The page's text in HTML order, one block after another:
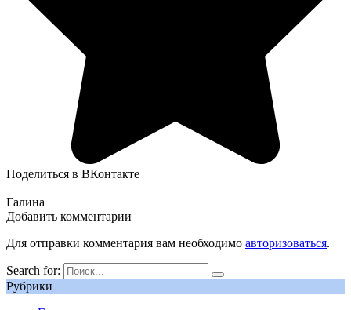
Поделиться в ВКонтакте
Галина
Добавить комментарии
Для отправки комментария вам необходимо авторизоваться.
Search for:
Рубрики